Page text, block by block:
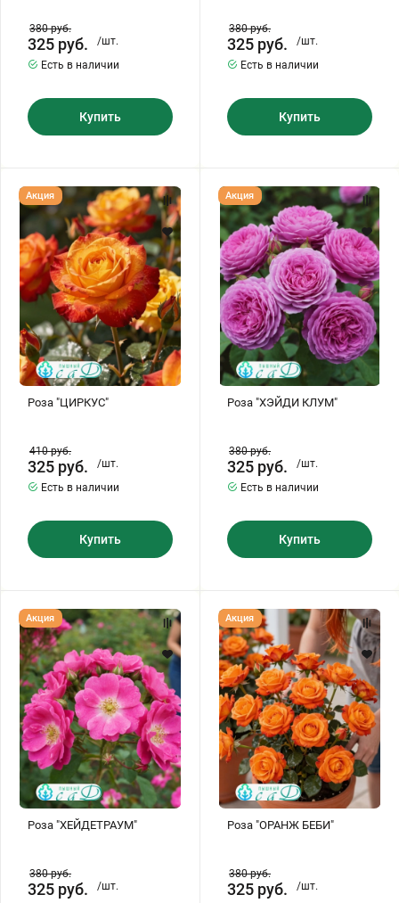
380руб.
325 руб.
/шт.
Есть в наличии
Купить
380руб.
325 руб.
/шт.
Есть в наличии
Купить
Роза
"ЦИРКУС"
Роза "ЦИРКУС"
Акция
410руб.
325 руб.
/шт.
Есть в наличии
Купить
Роза
"ХЭЙДИ
КЛУМ"
Роза "ХЭЙДИ КЛУМ"
Акция
380руб.
325 руб.
/шт.
Есть в наличии
Купить
Роза
"ХЕЙДЕТРАУМ"
Роза "ХЕЙДЕТРАУМ"
Акция
380руб.
325 руб.
/шт.
Роза
"ОРАНЖ
БЕБИ"
Роза "ОРАНЖ БЕБИ"
Акция
380руб.
325 руб.
/шт.